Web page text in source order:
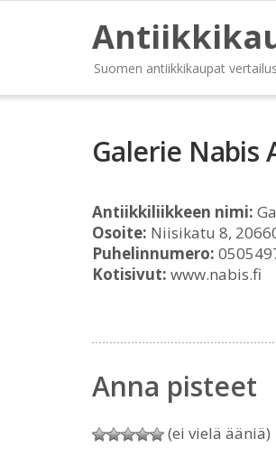
Suomen antiikkikaupat
Galerie Nabis
Antiikkiliikkeen nimi:
Osoite: Niisikatu 8,
Puhelinnumero:
Kotisivut: www.nabis.fi
Anna pisteet
(ei vielä ääniä)